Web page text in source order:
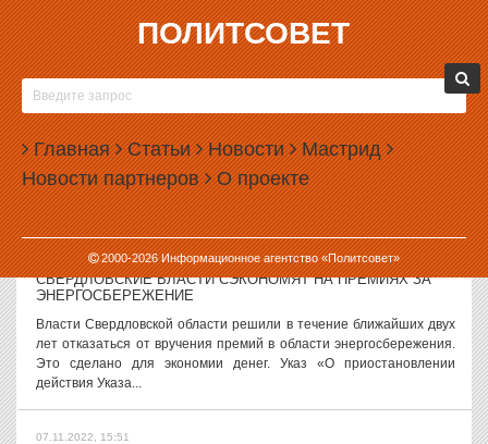
ПОЛИТСОВЕТ
Главная Статьи Новости Мастрид
Новости партнеров О проекте
2000-2026Информационное агентство «Политсовет»
07.11.2022, 17:52
ПУТИН ВТОРОЙ РАЗ ЗА НЕСКОЛЬКО НЕДЕЛЬ РАСШИРИЛ
ШТАТ ПРОКУРАТУРЫ
Президент РФ Владимир Путин второй раз за текущую осень
увеличил штат органов прокуратуры. Число прокуроров выросло
больше чем на три тысяч человек. Указ президента о численности
работников органов...
07.11.2022, 16:53
СВЕРДЛОВСКИЕ ВЛАСТИ СЭКОНОМЯТ НА ПРЕМИЯХ ЗА
ЭНЕРГОСБЕРЕЖЕНИЕ
Власти Свердловской области решили в течение ближайших двух
лет отказаться от вручения премий в области энергосбережения.
Это сделано для экономии денег. Указ «О приостановлении
действия Указа...
07.11.2022, 15:51